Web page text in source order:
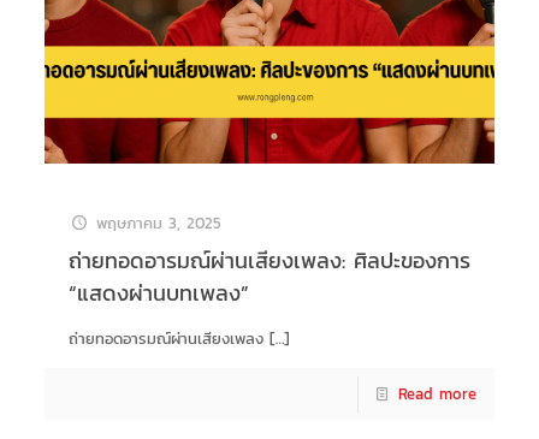
พฤษภาคม 3, 2025
ถ่ายทอดอารมณ์ผ่านเสียงเพลง: ศิลปะของการ
“แสดงผ่านบทเพลง”
ถ่ายทอดอารมณ์ผ่านเสียงเพลง[…]
Read more